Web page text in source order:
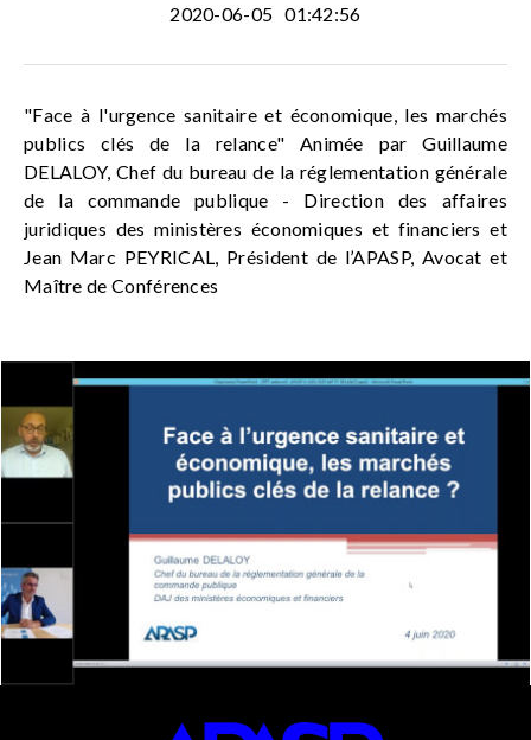
2020-06-05 01:42:56
"Face à l'urgence sanitaire et économique, les marchés
publics clés de la relance" Animée par Guillaume
DELALOY, Chef du bureau de la réglementation générale
de la commande publique - Direction des affaires
juridiques des ministères économiques et financiers et
Jean Marc PEYRICAL, Président de l’APASP, Avocat et
Maître de Conférences